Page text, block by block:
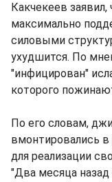
Какчекеев
максимально
силовыми
ухудшится. По
"инфицирован"
которого
По его словам,
вмонтировались
для реализации
"Два месяца назад